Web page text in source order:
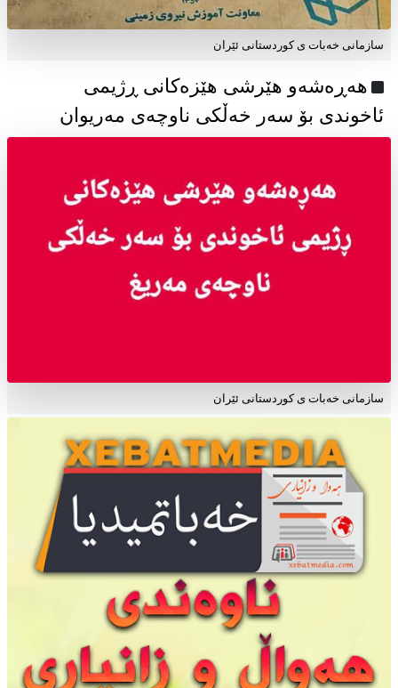
سازمانی خەبات ی كوردستانی ئێران
هەڕەشەو هێرشی هێزەکانی ڕژیمی
ئاخوندی بۆ سەر خەڵکی ناوچەی مەریوان
سازمانی خەبات ی کوردستانی ئێران